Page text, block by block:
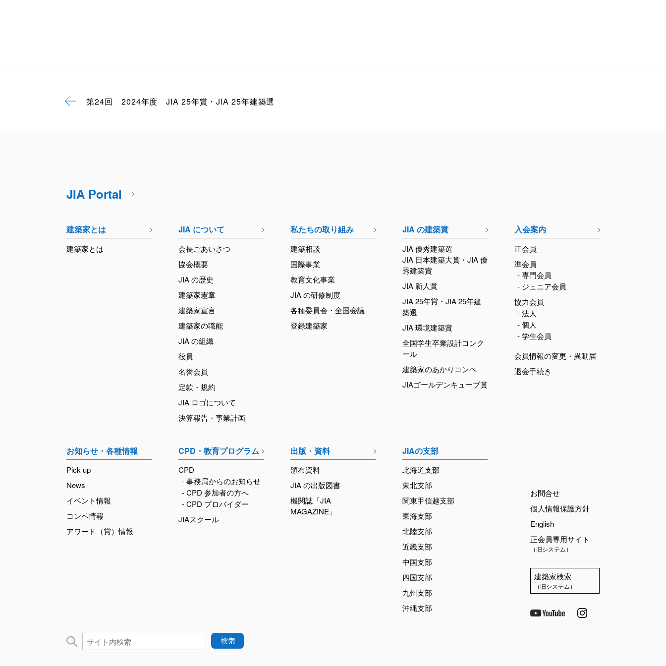
第24回 2024年度 JIA 25年賞・JIA 25年建築選
JIA Portal
建築家とは
建築家とは
JIA について
会長ごあいさつ
協会概要
JIA の歴史
建築家憲章
建築家宣言
建築家の職能
JIA の組織
役員
名誉会員
定款・規約
JIA ロゴについて
決算報告・事業計画
私たちの取り組み
建築相談
国際事業
教育文化事業
JIA の研修制度
各種委員会・全国会議
登録建築家
JIA の建築賞
JIA 優秀建築選
JIA 日本建築大賞・JIA 優
秀建築賞
JIA 新人賞
JIA 25年賞・JIA 25年建
築選
JIA 環境建築賞
全国学生卒業設計コンク
ール
建築家のあかりコンペ
JIAゴールデンキューブ賞
入会案内
正会員
準会員
- 専門会員
- ジュニア会員
協力会員
- 法人
- 個人
- 学生会員
会員情報の変更・異動届
退会手続き
お知らせ・各種情報
Pick up
News
イベント情報
コンペ情報
アワード（賞）情報
CPD・教育プログラム
CPD
- 事務局からのお知らせ
- CPD 参加者の方へ
- CPD プロバイダー
JIAスクール
出版・資料
頒布資料
JIA の出版図書
機関誌「JIA
MAGAZINE」
JIAの支部
北海道支部
東北支部
関東甲信越支部
東海支部
北陸支部
近畿支部
中国支部
四国支部
九州支部
沖縄支部
お問合せ
個人情報保護方針
English
正会員専用サイト
（旧システム）
建築家検索
（旧システム）